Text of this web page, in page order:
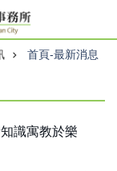
首頁-最新消息
識寓教於樂